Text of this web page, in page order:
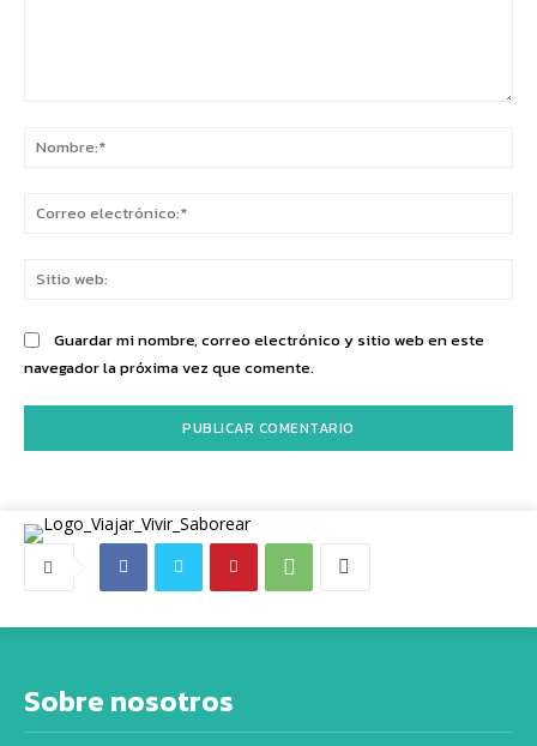
Guardar mi nombre, correo electrónico y sitio web en este
navegador la próxima vez que comente.
Sobre nosotros